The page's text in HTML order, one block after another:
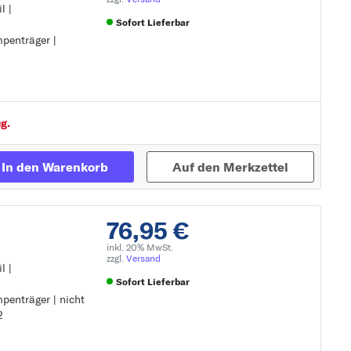
Sofort Lieferbar
|
|
In den Warenkorb Auf den Merkzettel
76,95 €
inkl. 20% MwSt.
zzgl. Versand
Sofort Lieferbar
|
| nicht